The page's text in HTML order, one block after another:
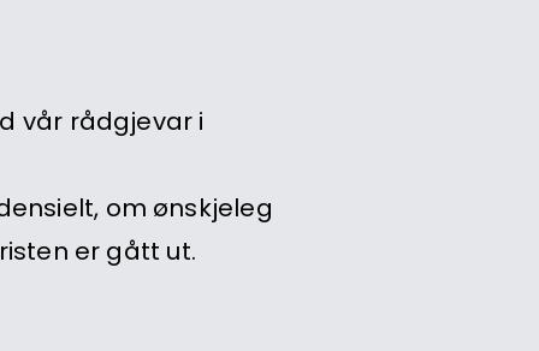
vår rådgjevar i
om ønskjeleg
er gått ut.